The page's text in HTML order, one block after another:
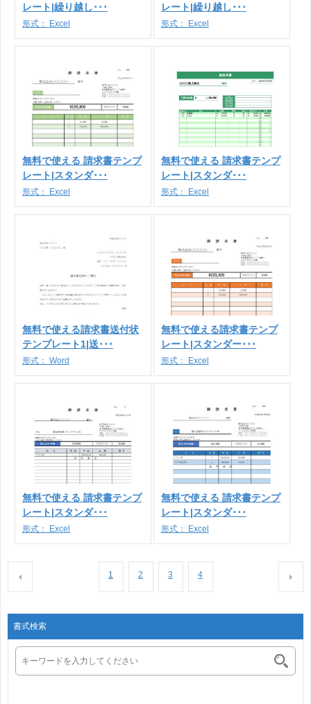
レート|繰り越し･･･
形式： Excel
レート|繰り越し･･･
形式： Excel
無料で使える 請求書テンプ
レート|スタンダ･･･
形式： Excel
無料で使える 請求書テンプ
レート|スタンダ･･･
形式： Excel
無料で使える請求書送付状
テンプレート1|送･･･
形式： Word
無料で使える請求書テンプ
レート|スタンダー･･･
形式： Excel
無料で使える 請求書テンプ
レート|スタンダ･･･
形式： Excel
無料で使える 請求書テンプ
レート|スタンダ･･･
形式： Excel
1 2 3 4
書式検索